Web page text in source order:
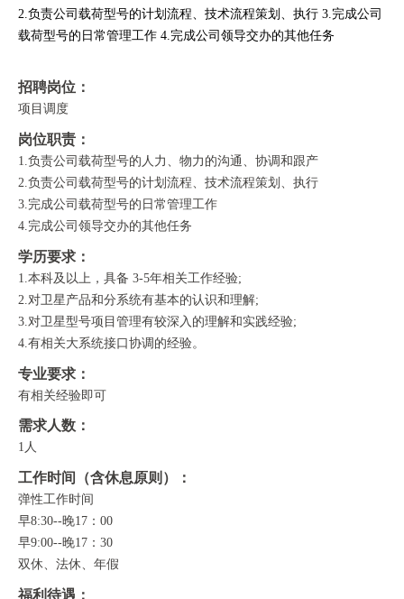
2.负责公司载荷型号的计划流程、技术流程策划、执行 3.完成公司
载荷型号的日常管理工作 4.完成公司领导交办的其他任务
招聘岗位：
项目调度
岗位职责：
1.负责公司载荷型号的人力、物力的沟通、协调和跟产
2.负责公司载荷型号的计划流程、技术流程策划、执行
3.完成公司载荷型号的日常管理工作
4.完成公司领导交办的其他任务
学历要求：
1.本科及以上，具备 3-5年相关工作经验;
2.对卫星产品和分系统有基本的认识和理解;
3.对卫星型号项目管理有较深入的理解和实践经验;
4.有相关大系统接口协调的经验。
专业要求：
有相关经验即可
需求人数：
1人
工作时间（含休息原则）：
弹性工作时间
早8:30--晚17：00
早9:00--晚17：30
双休、法休、年假
福利待遇：